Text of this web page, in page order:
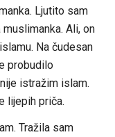
Ljutito sam
Ali, on
Na čudesan
probudilo
istražim islam.
lijepih priča.
Tražila sam